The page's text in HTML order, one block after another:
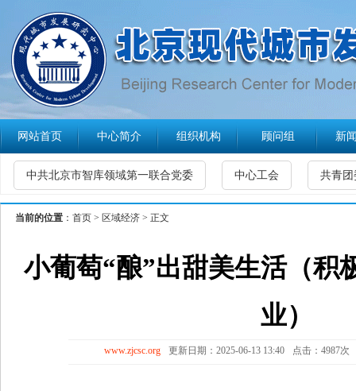
网站首页 中心简介 组织机构 顾问组 新
中共北京市智库领域第一联合党委 中心工会 共青
当前的位置 ： 首页 > 区域经济 > 正文
小葡萄“酿”出甜美生活（积
业）
www.zjcsc.org 更新日期：2025-06-13 13:40 点击：4987次